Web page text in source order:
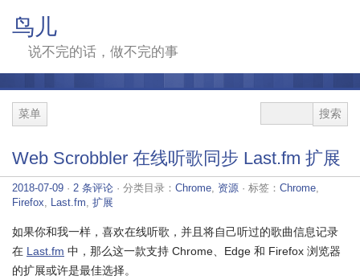
鸟儿
说不完的话，做不完的事
菜单
Web Scrobbler 在线听歌同步 Last.fm 扩展
2018-07-09 · 2 条评论 · 分类目录： Chrome 资源 · 标签： Chrome
Firefox
Last.fm 扩展
如果你和我一样，喜欢在线听歌，并且将自己听过的歌曲信息记录
在 Last.fm 中，那么这一款支持 Chrome、Edge 和 Firefox 浏览器
的扩展或许是最佳选择。